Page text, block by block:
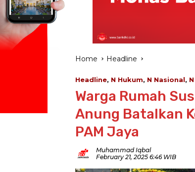
Home Headline
Headline, N Hukum, N Nasional,
Warga Rumah
Anung Batalkan
PAM Jaya
Muhammad Iqbal
February 21, 2025 6:46 WIB